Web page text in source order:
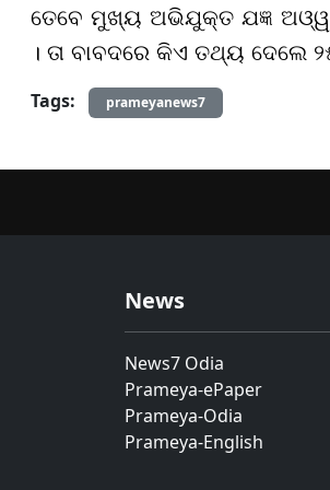
ତେବେ ମୁଖ୍ୟ ଅଭିଯୁକ୍ତ ଯଜ୍ଞ
। ତା ବାବଦରେ କିଏ ତଥ୍ୟ ଦେଲେ
Tags:
prameyanews7
News
News7 Odia
Prameya-ePaper
Prameya-Odia
Prameya-English